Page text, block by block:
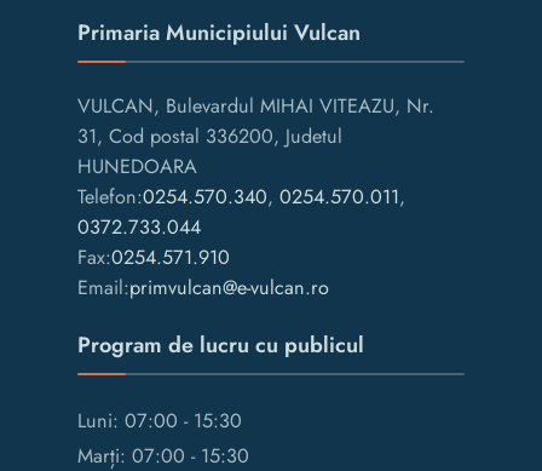
Primaria Municipiului Vulcan
VULCAN, Bulevardul MIHAI VITEAZU, Nr.
31, Cod postal 336200, Judetul
HUNEDOARA
Telefon:0254.570.340, 0254.570.011,
0372.733.044
Fax:0254.571.910
Email:primvulcan@e-vulcan.ro
Program de lucru cu publicul
Luni: 07:00 - 15:30
Marți: 07:00 - 15:30